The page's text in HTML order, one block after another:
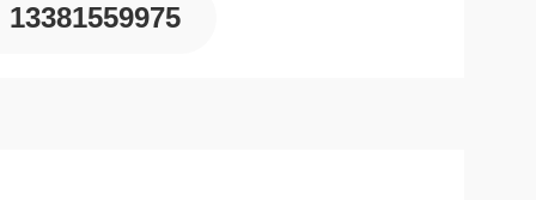
13381559975